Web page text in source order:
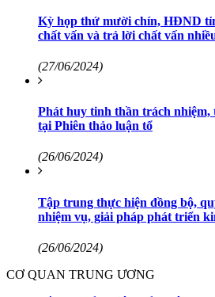
Kỳ họp thứ mười chín, HĐND
chất vấn và trả lời chất vấn
(27/06/2024)
Phát huy tinh thần trách nhiệm,
tại Phiên thảo luận tổ
(26/06/2024)
Tập trung thực hiện đồng bộ,
nhiệm vụ, giải pháp phát triển
(26/06/2024)
CƠ QUAN TRUNG ƯƠNG